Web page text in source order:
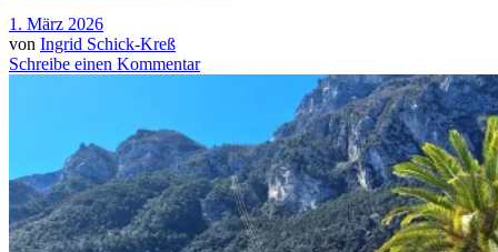
1. März 2026
von Ingrid Schick-Kreß
Schreibe einen Kommentar